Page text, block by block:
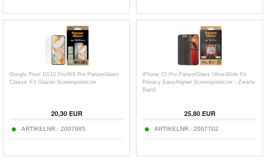
Google Pixel 10/10 Pro/9/9 Pro PanzerGlass
Classic Fit Glazen Screenprotector
20,30EUR
ARTIKELNR.: 2007685
iPhone 15 Pro PanzerGlass Ultra-Wide Fit
Privacy EasyAligner Screenprotector - Zwarte
Rand
25,80EUR
ARTIKELNR.: 2007702